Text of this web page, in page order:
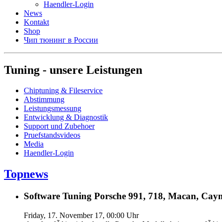
Haendler-Login
News
Kontakt
Shop
Чип тюнинг в России
Tuning - unsere Leistungen
Chiptuning & Fileservice
Abstimmung
Leistungsmessung
Entwicklung & Diagnostik
Support und Zubehoer
Pruefstandsvideos
Media
Haendler-Login
Topnews
Software Tuning Porsche 991, 718, Macan,
Friday, 17. November 17, 00:00 Uhr